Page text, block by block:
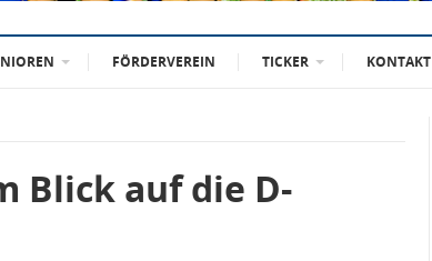
FÖRDERVEREIN TICKER KONTAKT
Blick auf die D-